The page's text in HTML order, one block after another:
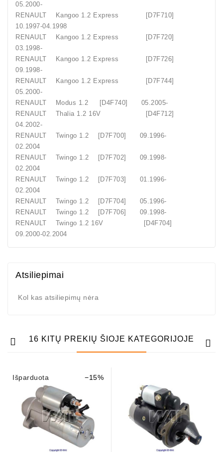
05.2000-
RENAULT Kangoo 1.2 Express [D7F710]
10.1997-04.1998
RENAULT Kangoo 1.2 Express [D7F720]
03.1998-
RENAULT Kangoo 1.2 Express [D7F726]
09.1998-
RENAULT Kangoo 1.2 Express [D7F744]
05.2000-
RENAULT Modus 1.2 [D4F740] 05.2005-
RENAULT Thalia 1.2 16V [D4F712]
04.2002-
RENAULT Twingo 1.2 [D7F700] 09.1996-
02.2004
RENAULT Twingo 1.2 [D7F702] 09.1998-
02.2004
RENAULT Twingo 1.2 [D7F703] 01.1996-
02.2004
RENAULT Twingo 1.2 [D7F704] 05.1996-
RENAULT Twingo 1.2 [D7F706] 09.1998-
RENAULT Twingo 1.2 16V [D4F704]
09.2000-02.2004
Atsiliepimai
Kol kas atsiliepimų nėra
16 KITŲ PREKIŲ ŠIOJE KATEGORIJOJE
−15%
Išparduota